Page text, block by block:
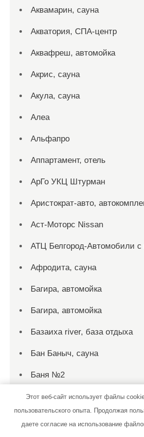
Аквамарин, сауна
Акватория, СПА-центр
Аквафреш, автомойка
Акрис, сауна
Акула, сауна
Алеа
Альфапро
Аппартамент, отель
АрГо УКЦ Штурман
Аристократ-авто,
Аст-Моторс Nissan
АТЦ Белгород-Автомобили с
Афродита, сауна
Багира, автомойка
Багира, автомойка
Базаиха river, база отдыха
Бан Баныч, сауна
Баня №2
Баня №4
Этот веб-сайт использует файлы
пользовательского опыта. Продолжая
даете согласие на использование